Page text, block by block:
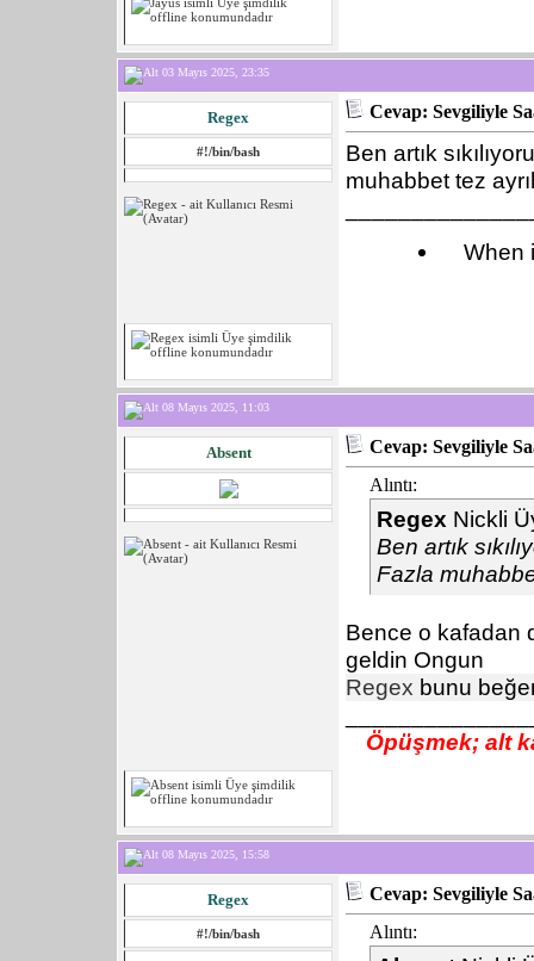
03 Mayıs 2025, 23:35
Regex
#!/bin/bash
Cevap: Sevgiliyle
Ben artık
muhabbet tez
When
08 Mayıs 2025, 11:03
Absent
Cevap: Sevgiliyle
Alıntı:
Regex Nickli
Ben artık
Fazla
Bence o kafadan
geldin Ongun
Regex bunu
Öpüşmek; alt
08 Mayıs 2025, 15:58
Regex
#!/bin/bash
Cevap: Sevgiliyle
Alıntı: